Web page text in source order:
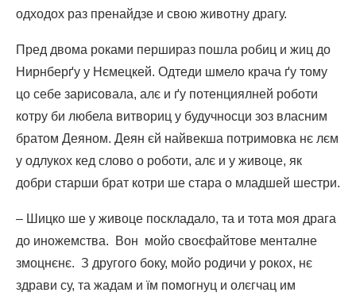
одходох раз пренайдзе и свою животну драгу.
Пред двома роками першираз пошла робиц и жиц до
Нирнберґу у Нємецкей. Одтеди шмело крача ґу тому
цо себе зарисовала, алє и ґу потенциялней роботи
котру би любела витвориц у будучносци зоз власним
братом Деяном. Деян єй найвекша потримовка нє лєм
у одлукох кед слово о роботи, алє и у живоце, як
добри старши брат котри ше стара о младшей шестри.
– Шицко ше у живоце поскладало, та и тота моя драга
до иножемства. Вон мойо своєфайтове менталне
змоцнєнє. З другого боку, мойо родичи у рокох, нє
здрави су, та жадам и їм помогнуц и олєгчац им